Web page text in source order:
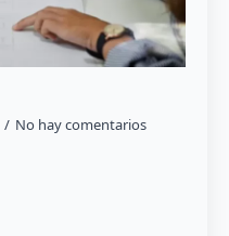
No hay comentarios